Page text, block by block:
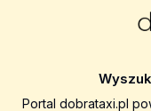
Portal dobrataxi.pl